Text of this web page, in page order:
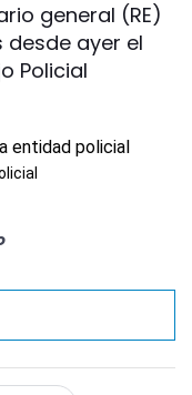
general (RE)
desde ayer el
Policial